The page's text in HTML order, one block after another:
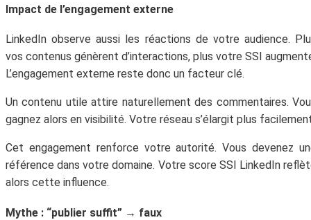
Impact de l’engagement externe
LinkedIn observe aussi les réactions de votre audience.
vos contenus génèrent d’interactions, plus votre SSI
L’engagement externe reste donc un facteur clé.
Un contenu utile attire naturellement des commentaires.
gagnez alors en visibilité. Votre réseau s’élargit plus
Cet engagement renforce votre autorité. Vous devenez
référence dans votre domaine. Votre score SSI LinkedIn
alors cette influence.
Mythe : “publier suffit” → faux